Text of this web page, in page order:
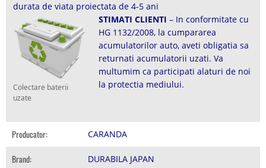
durata de viata proiectata de 4-5 ani
Colectare baterii
uzate
STIMATI CLIENTI – In conformitate cu
HG 1132/2008, la cumpararea
acumulatorilor auto, aveti obligatia sa
returnati acumulatorii uzati. Va
multumim ca participati alaturi de noi
la protectia mediului.
Producator: CARANDA
Brand: DURABILA JAPAN